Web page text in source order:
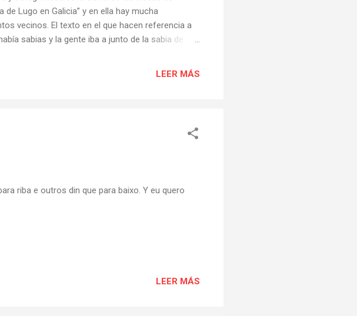
Lugo en Galicia” y en ella hay mucha
vecinos. El texto en el que hacen referencia a
sabias y la gente iba a junto de la sabia de
LEER MÁS
riba e outros din que para baixo. Y eu quero
LEER MÁS